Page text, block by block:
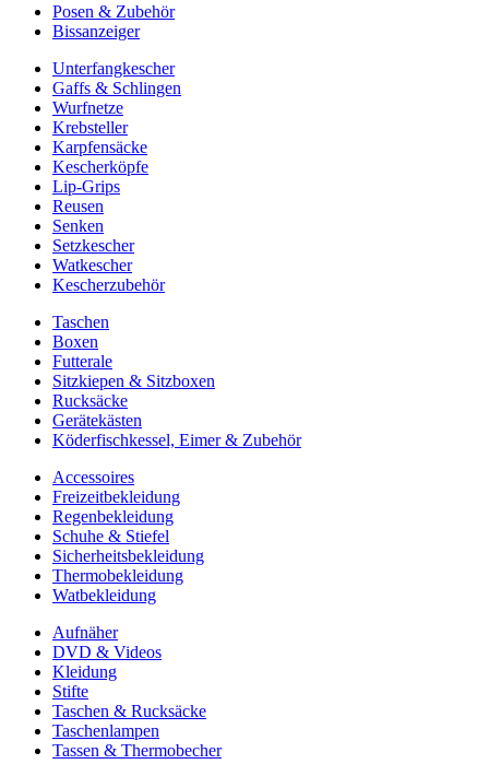
Posen & Zubehör
Bissanzeiger
Unterfangkescher
Gaffs & Schlingen
Wurfnetze
Krebsteller
Karpfensäcke
Kescherköpfe
Lip-Grips
Reusen
Senken
Setzkescher
Watkescher
Kescherzubehör
Taschen
Boxen
Futterale
Sitzkiepen & Sitzboxen
Rucksäcke
Gerätekästen
Köderfischkessel, Eimer & Zubehör
Accessoires
Freizeitbekleidung
Regenbekleidung
Schuhe & Stiefel
Sicherheitsbekleidung
Thermobekleidung
Watbekleidung
Aufnäher
DVD & Videos
Kleidung
Stifte
Taschen & Rucksäcke
Taschenlampen
Tassen & Thermobecher